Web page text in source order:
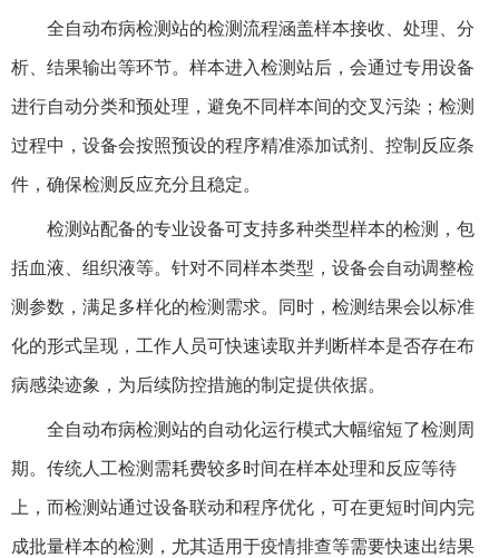
全自动布病检测站的检测流程涵盖样本接收、处理、分
析、结果输出等环节。样本进入检测站后，会通过专用设备
进行自动分类和预处理，避免不同样本间的交叉污染；检测
过程中，设备会按照预设的程序精准添加试剂、控制反应条
件，确保检测反应充分且稳定。
检测站配备的专业设备可支持多种类型样本的检测，包
括血液、组织液等。针对不同样本类型，设备会自动调整检
测参数，满足多样化的检测需求。同时，检测结果会以标准
化的形式呈现，工作人员可快速读取并判断样本是否存在布
病感染迹象，为后续防控措施的制定提供依据。
全自动布病检测站的自动化运行模式大幅缩短了检测周
期。传统人工检测需耗费较多时间在样本处理和反应等待
上，而检测站通过设备联动和程序优化，可在更短时间内完
成批量样本的检测，尤其适用于疫情排查等需要快速出结果